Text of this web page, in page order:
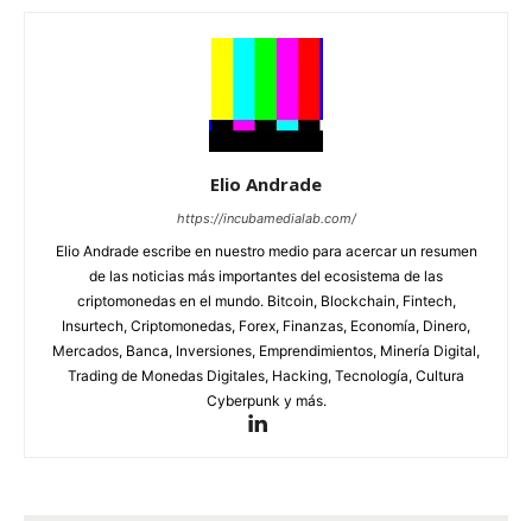
Elio Andrade
https://incubamedialab.com/
Elio Andrade escribe en nuestro medio para acercar un resumen
de las noticias más importantes del ecosistema de las
criptomonedas en el mundo. Bitcoin, Blockchain, Fintech,
Insurtech, Criptomonedas, Forex, Finanzas, Economía, Dinero,
Mercados, Banca, Inversiones, Emprendimientos, Minería Digital,
Trading de Monedas Digitales, Hacking, Tecnología, Cultura
Cyberpunk y más.